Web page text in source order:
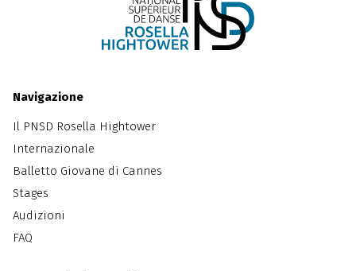
Navigazione
Il PNSD Rosella Hightower
Internazionale
Balletto Giovane di Cannes
Stages
Audizioni
FAQ